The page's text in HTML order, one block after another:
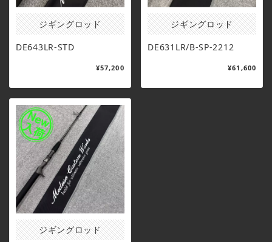
ジギングロッド
DE643LR-STD
¥57,200
ジギングロッド
DE631LR/B-SP-2212
¥61,600
ジギングロッド